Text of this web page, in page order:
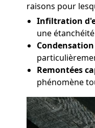
raisons pour
Infiltration
une
Condensation
Remontées
phénomène